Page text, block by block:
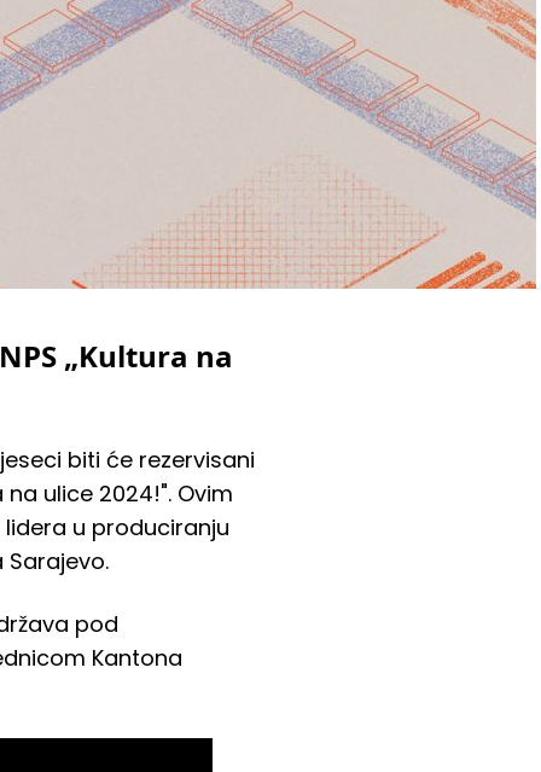
„Kultura na
biti će rezervisani
ulice 2024!". Ovim
u produciranju
pod
Kantona